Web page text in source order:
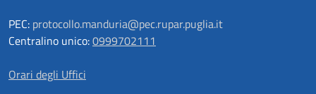
PEC: protocollo.manduria@pec.rupar.puglia.it
Centralino unico:0999702111
Orari degli Uffici